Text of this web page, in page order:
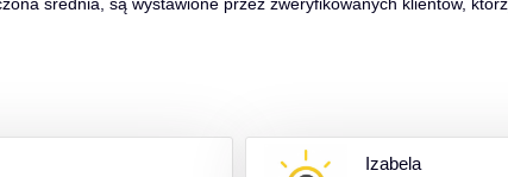
średnia, są wystawione przez zweryfikowanych klientów,
Izabela